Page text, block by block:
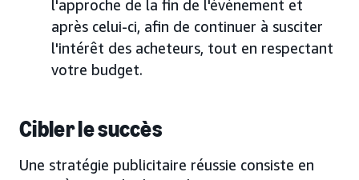
l'approche de la fin de l'événement et
après celui-ci, afin de continuer à susciter
l'intérêt des acheteurs, tout en respectant
votre budget.
Cibler le succès
Une stratégie publicitaire réussie consiste en